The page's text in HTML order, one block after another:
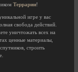
Террарии!
игре у вас
свобода действий.
уничтожать всех на
ценные материалы,
строить